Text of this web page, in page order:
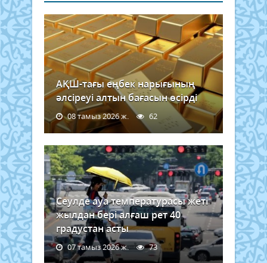
АҚШ-тағы еңбек нарығының
әлсіреуі алтын бағасын өсірді
08 тамыз 2026 ж. 62
Сеулде ауа температурасы жеті
жылдан бері алғаш рет 40
градустан асты
07 тамыз 2026 ж. 73